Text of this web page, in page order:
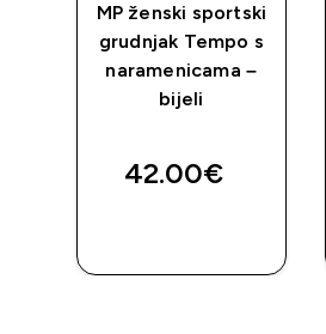
MP ženski sportski
grudnjak Tempo s
naramenicama –
bijeli
42.00€‎